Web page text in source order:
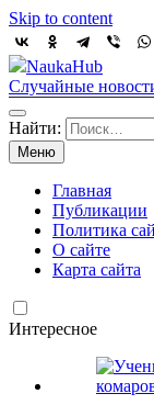
Skip to content
NaukaHub
Случайные
Найти:
Меню
Главная
Публикации
Политика
О сайте
Карта сайта
Интересное